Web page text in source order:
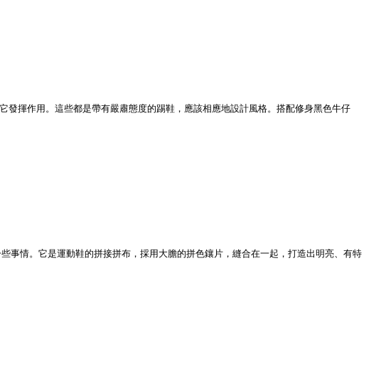
揮作用。這些都是帶有嚴肅態度的踢鞋，應該相應地設計風格。搭配修身黑色牛仔
事情。它是運動鞋的拼接拼布，採用大膽的拼色鑲片，縫合在一起，打造出明亮、有特